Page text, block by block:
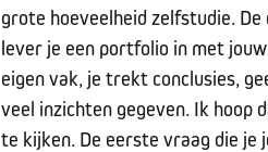
grote hoeveelheid zelfstudie.
lever je een portfolio in met
eigen vak, je trekt conclusies,
veel inzichten gegeven. Ik hoop
te kijken. De eerste vraag die